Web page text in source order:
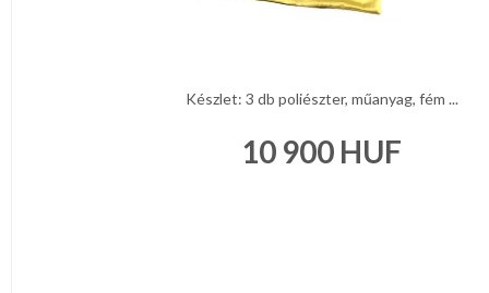
Készlet: 3 db poliészter, műanyag, fém ...
10 900 HUF